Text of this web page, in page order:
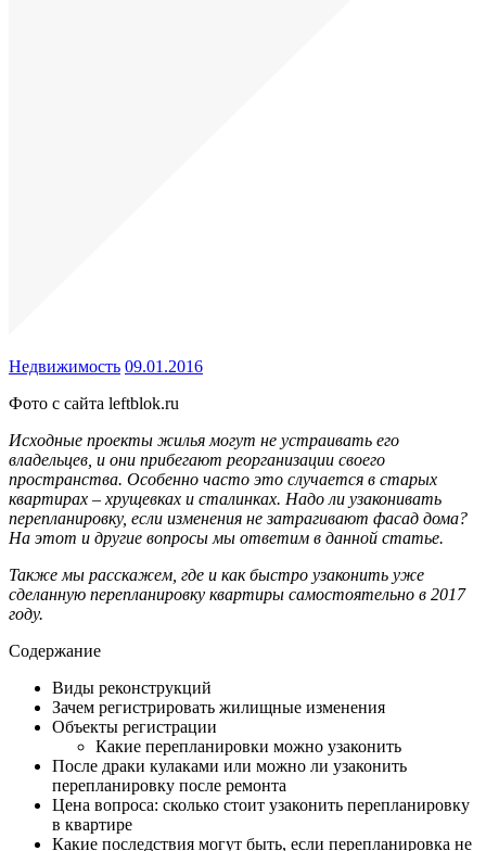
Недвижимость 09.01.2016
Фото с сайта leftblok.ru
Исходные проекты жилья могут не устраивать его
владельцев, и они прибегают реорганизации своего
пространства. Особенно часто это случается в старых
квартирах – хрущевках и сталинках. Надо ли узаконивать
перепланировку, если изменения незатрагивают фасад дома?
На этот и другие вопросы мы ответим в данной статье.
Также мы расскажем, где и как быстро узаконить уже
сделанную перепланировку квартиры самостоятельно в 2017
году.
Содержание
Виды реконструкций
Зачем регистрировать жилищные изменения
Объекты регистрации
Какие перепланировки можно узаконить
После драки кулаками или можно ли узаконить
перепланировку после ремонта
Цена вопроса: сколько стоит узаконить перепланировку
в квартире
Какие последствия могут быть, если перепланировка не